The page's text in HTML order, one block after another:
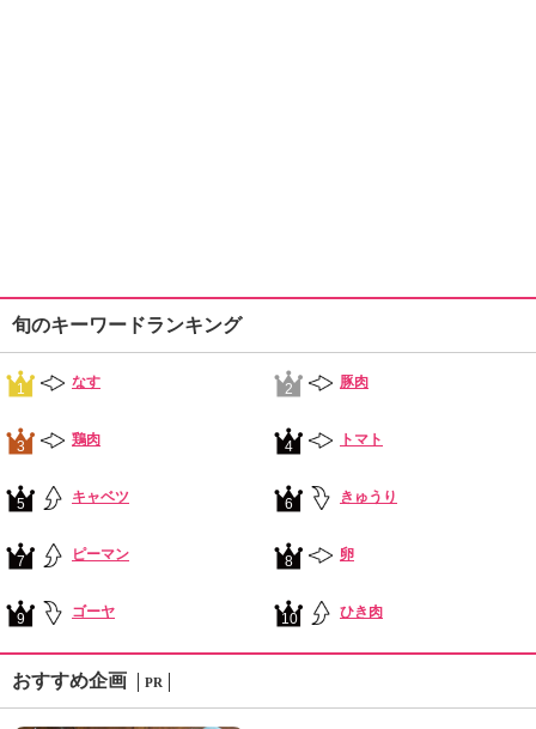
旬のキーワードランキング
1 なす 2 豚肉
3 鶏肉 4 トマト
5 キャベツ 6 きゅうり
7 ピーマン 8 卵
9 ゴーヤ 10 ひき肉
おすすめ企画 PR